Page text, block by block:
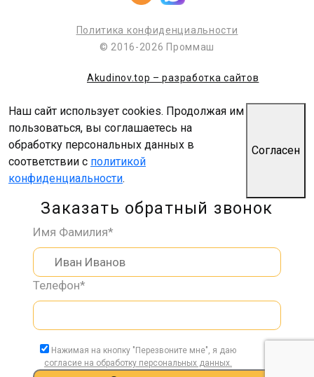
Политика конфиденциальности
© 2016-2026 Проммаш
Akudinov.top – разработка сайтов
Наш сайт использует cookies. Продолжая им
пользоваться, вы соглашаетесь на
обработку персональных данных в
соответствии с политикой
конфиденциальности.
Согласен
Заказать обратный звонок
Имя Фамилия*
Телефон*
Нажимая на кнопку "Перезвоните мне", я даю
согласие на обработку персональных данных.